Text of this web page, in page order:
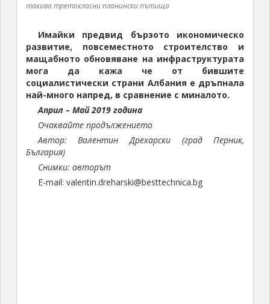
такива третокласни планински пътища
Имайки предвид бързото икономическо
развитие, повсеместното строителство и
мащабното обновяване на инфраструктурата
мога да кажа че от бившите
социалистически страни Албания е дръпнала
най-много напред, в сравнение с миналото.
Април – Май 2019 година
Очаквайте продължението
Автор: Валентин Дрехарски (град Перник,
България)
Снимки: авторът
E-mail: valentin.dreharski@besttechnica.bg